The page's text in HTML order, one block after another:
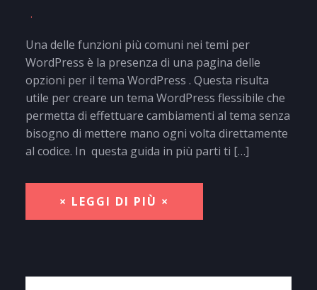
Una delle funzioni più comuni nei temi per
WordPress è la presenza di una pagina delle
opzioni per il tema WordPress . Questa risulta
utile per creare un tema WordPress flessibile che
permetta di effettuare cambiamenti al tema senza
bisogno di mettere mano ogni volta direttamente
al codice. In questa guida in più parti ti […]
× LEGGI DI PIÙ ×